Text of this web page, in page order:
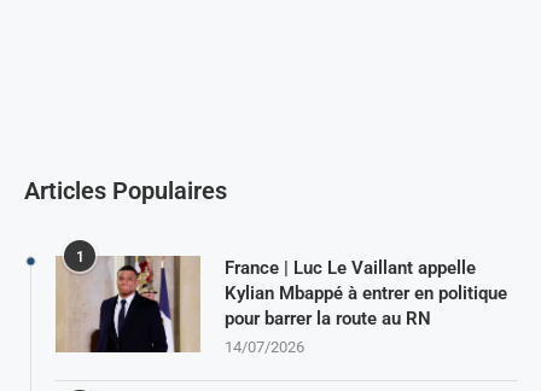
Articles Populaires
1
France | Luc Le Vaillant appelle
Kylian Mbappé à entrer en politique
pour barrer la route au RN
14/07/2026